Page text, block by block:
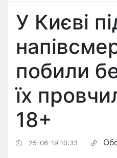
У Києві
побили
їх
18+
25-06-19 10:33